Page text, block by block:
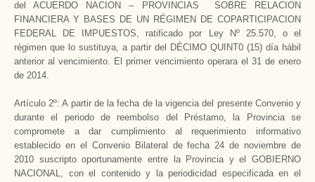
del ACUERDO NACION – PROVINCIAS SOBRE RELACION
FINANCIERA Y BASES DE UN RÉGIMEN DE COPARTICIPACION
FEDERAL DE IMPUESTOS, ratificado por Ley Nº 25.570, o el
régimen que lo sustituya, a partir del DÉCIMO QUINT0 (15) día hábil
anterior al vencimiento. El primer vencimiento operara el 31 de enero
de 2014.
Artículo 2º: A partir de la fecha de la vigencia del presente Convenio y
durante el periodo de reembolso del Préstamo, la Provincia se
compromete a dar cumplimiento al requerimiento informativo
establecido en el Convenio Bilateral de fecha 24 de noviembre de
2010 suscripto oportunamente entre la Provincia y el GOBIERNO
NACIONAL, con el contenido y la periodicidad especificada en el